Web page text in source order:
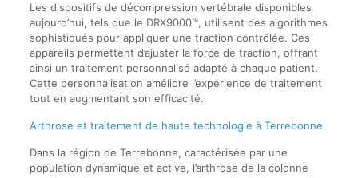
Les dispositifs de décompression vertébrale disponibles
aujourd’hui, tels que le DRX9000™, utilisent des algorithmes
sophistiqués pour appliquer une traction contrôlée. Ces
appareils permettent d’ajuster la force de traction, offrant
ainsi un traitement personnalisé adapté à chaque patient.
Cette personnalisation améliore l’expérience de traitement
tout en augmentant son efficacité.
Arthrose et traitement de haute technologie à Terrebonne
Dans la région de Terrebonne, caractérisée par une
population dynamique et active, l’arthrose de la colonne